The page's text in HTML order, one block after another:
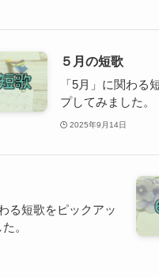
５月の短歌
「5月」に関わる
プしてみました。
2025年9月14日
る短歌をピックアッ
。